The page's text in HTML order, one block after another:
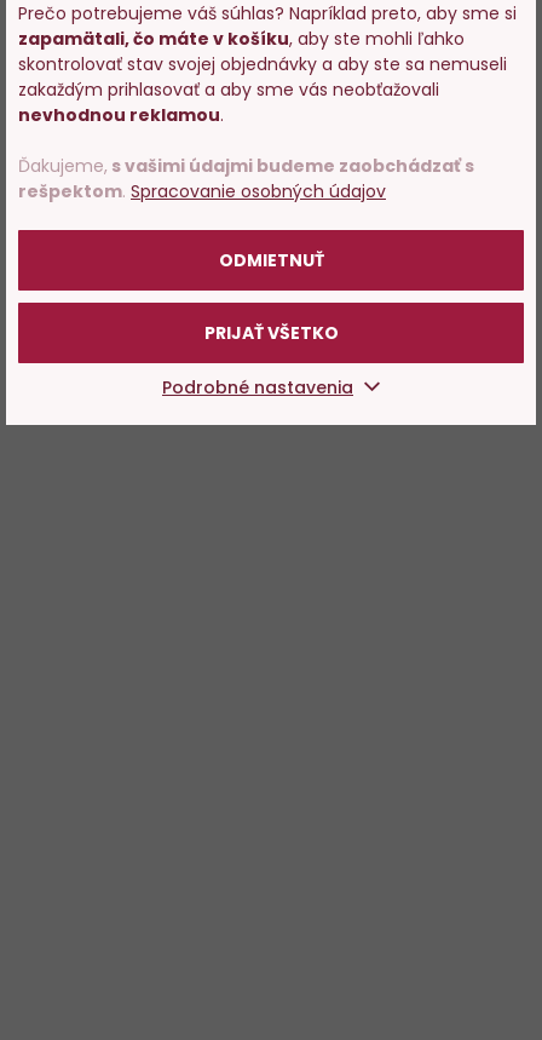
Prečo potrebujeme váš súhlas? Napríklad preto, aby sme si
zapamätali, čo máte v košíku, aby ste mohli ľahko
skontrolovať stav svojej objednávky a aby ste sa nemuseli
zakaždým prihlasovať a aby sme vás neobťažovali
nevhodnou reklamou.
Ďakujeme, s vašimi údajmi budeme zaobchádzať s
rešpektom. Spracovanie osobných údajov
ODMIETNUŤ
PRIJAŤ VŠETKO
Podrobné nastavenia
Vstupujete na stránky s
predajom alkoholu. Prosím
potvrďte, že Vám už bolo 18